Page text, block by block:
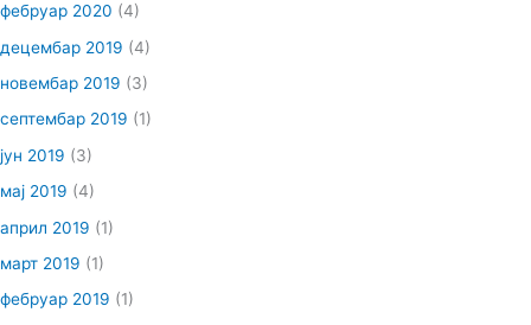
фебруар 2020 (4)
децембар 2019 (4)
новембар 2019 (3)
септембар 2019 (1)
јун 2019 (3)
мај 2019 (4)
април 2019 (1)
март 2019 (1)
фебруар 2019 (1)